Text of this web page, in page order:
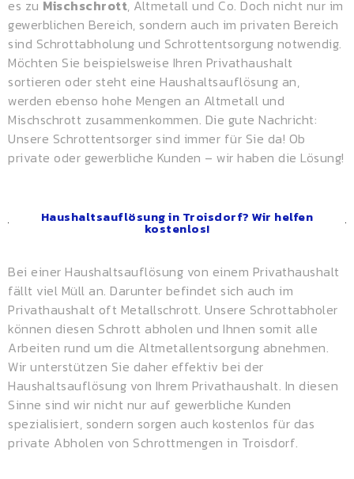
es zu Mischschrott, Altmetall und Co. Doch nicht nur im
gewerblichen Bereich, sondern auch im privaten Bereich
sind Schrottabholung und Schrottentsorgung notwendig.
Möchten Sie beispielsweise Ihren Privathaushalt
sortieren oder steht eine Haushaltsauflösung an,
werden ebenso hohe Mengen an Altmetall und
Mischschrott zusammenkommen. Die gute Nachricht:
Unsere Schrottentsorger sind immer für Sie da! Ob
private oder gewerbliche Kunden – wir haben die Lösung!
Haushaltsauflösung in Troisdorf? Wir helfen
kostenlos!
Bei einer Haushaltsauflösung von einem Privathaushalt
fällt viel Müll an. Darunter befindet sich auch im
Privathaushalt oft Metallschrott. Unsere Schrottabholer
können diesen Schrott abholen und Ihnen somit alle
Arbeiten rund um die Altmetallentsorgung abnehmen.
Wir unterstützen Sie daher effektiv bei der
Haushaltsauflösung von Ihrem Privathaushalt. In diesen
Sinne sind wir nicht nur auf gewerbliche Kunden
spezialisiert, sondern sorgen auch kostenlos für das
private Abholen von Schrottmengen in Troisdorf.